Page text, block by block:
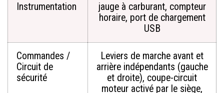
Instrumentation
jauge à carburant, compteur
horaire, port de chargement
USB
Commandes /
Circuit de
sécurité
Leviers de marche avant et
arrière indépendants (gauche
et droite), coupe-circuit
moteur activé par le siège,